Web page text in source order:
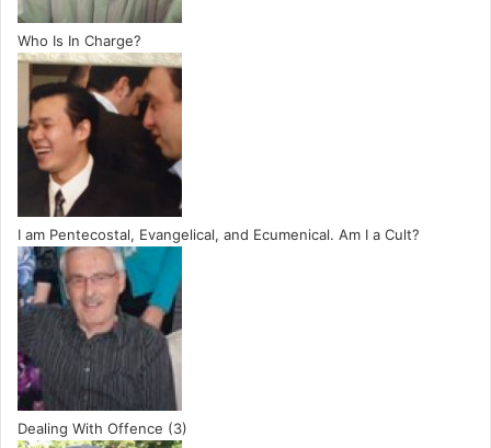
Who Is In Charge?
I am Pentecostal, Evangelical, and Ecumenical. Am I a Cult?
Dealing With Offence (3)